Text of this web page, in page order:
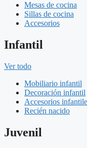
Mesas de cocina
Sillas de cocina
Accesorios
Infantil
Ver todo
Mobiliario infantil
Decoración infantil
Accesorios
Recién nacido
Juvenil